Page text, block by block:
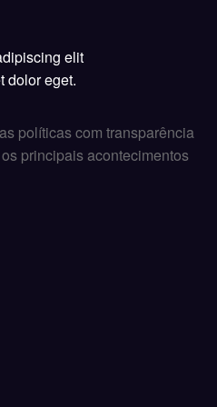
elit
dolor eget.
políticas com transparência
principais acontecimentos